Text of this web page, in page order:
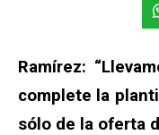
Ramírez:
complete la
sólo de la oferta